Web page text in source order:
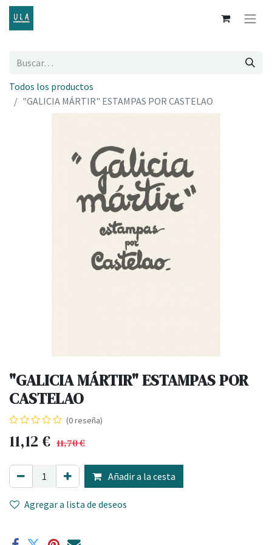
Todos los productos
"GALICIA MÁRTIR" ESTAMPAS POR CASTELAO
"GALICIA MÁRTIR" ESTAMPAS POR
CASTELAO
(0 reseña)
11,12 € 11,70€
Añadir a la cesta
Agregar a lista de deseos